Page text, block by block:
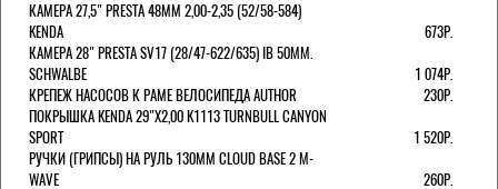
КАМЕРА 27,5" PRESTA 48ММ 2,00-2,35 (52/58-584)
KENDA
673Р.
КАМЕРА 28" PRESTA SV17 (28/47-622/635) IB 50MM.
SCHWALBE
1 074Р.
КРЕПЕЖ НАСОСОВ К РАМЕ ВЕЛОСИПЕДА AUTHOR
230Р.
ПОКРЫШКА KENDA 29"Х2,00 K1113 TURNBULL CANYON
SPORT
1 520Р.
РУЧКИ (ГРИПСЫ) НА РУЛЬ 130ММ CLOUD BASE 2 M-
WAVE
260Р.